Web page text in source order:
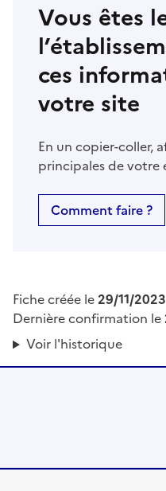
Vous êtes
ces
votre site
En un copier-coller,
principales de votre
Comment faire ?
Fiche créée le29/11/2023
Dernière confirmation le
Voir l'historique